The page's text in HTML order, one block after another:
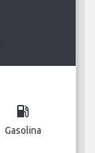
local_gas_station
Gasolina